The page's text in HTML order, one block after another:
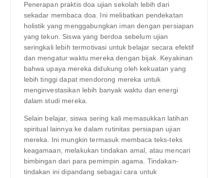
Penerapan praktis doa ujian sekolah lebih dari
sekadar membaca doa. Ini melibatkan pendekatan
holistik yang menggabungkan iman dengan persiapan
yang tekun. Siswa yang berdoa sebelum ujian
seringkali lebih termotivasi untuk belajar secara efektif
dan mengatur waktu mereka dengan bijak. Keyakinan
bahwa upaya mereka didukung oleh kekuatan yang
lebih tinggi dapat mendorong mereka untuk
menginvestasikan lebih banyak waktu dan energi
dalam studi mereka.
Selain belajar, siswa sering kali memasukkan latihan
spiritual lainnya ke dalam rutinitas persiapan ujian
mereka. Ini mungkin termasuk membaca teks-teks
keagamaan, melakukan tindakan amal, atau mencari
bimbingan dari para pemimpin agama. Tindakan-
tindakan ini dipandang sebagai cara untuk